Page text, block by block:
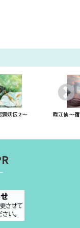
狐妖伝２～ 臨江仙 ～